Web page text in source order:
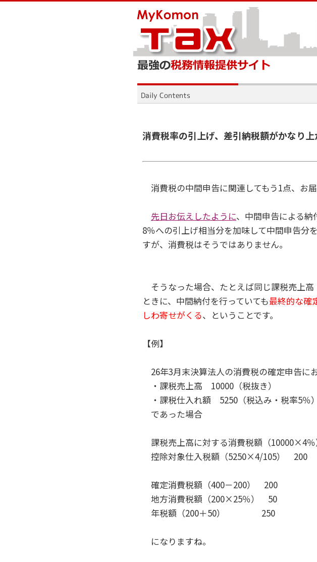
消費税率の引上げ、差引納税額がかなり
消費税の中間申告に関連してもう1点、お届
先日お伝えしたように、中間申告による納
8％への引上げ相当分を加味して中間申告分
すが、消費税はそうではありません。
そうなった場合、たとえば同じ課税売上
ときに、中間納付を行っていても最終的な確
しわ寄せがくる、ということです。
【例】
26年3月末決算法人の消費税の確定申告に
・課税売上高 10000（税抜き）
・課税仕入れ額 5250（税込み・税率5％）
であった場合
課税売上高に対する消費税額（10000×4％
控除対象仕入税額（5250×4/105） 200
確定消費税額（400－200） 200
地方消費税額（200×25％） 50
年税額（200＋50） 250
になりますね。